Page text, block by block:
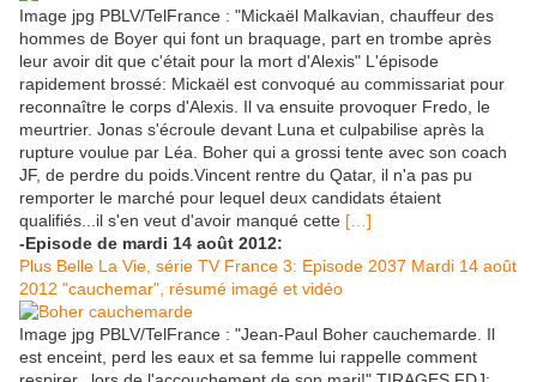
Image jpg PBLV/TelFrance : "Mickaël Malkavian, chauffeur des
hommes de Boyer qui font un braquage, part en trombe après
leur avoir dit que c'était pour la mort d'Alexis" L'épisode
rapidement brossé: Mickaël est convoqué au commissariat pour
reconnaître le corps d'Alexis. Il va ensuite provoquer Fredo, le
meurtrier. Jonas s'écroule devant Luna et culpabilise après la
rupture voulue par Léa. Boher qui a grossi tente avec son coach
JF, de perdre du poids.Vincent rentre du Qatar, il n'a pas pu
remporter le marché pour lequel deux candidats étaient
qualifiés...il s'en veut d'avoir manqué cette […]
-Episode de mardi 14 août 2012:
Plus Belle La Vie, série TV France 3: Episode 2037 Mardi 14 août
2012 "cauchemar", résumé imagé et vidéo
Image jpg PBLV/TelFrance : "Jean-Paul Boher cauchemarde. Il
est enceint, perd les eaux et sa femme lui rappelle comment